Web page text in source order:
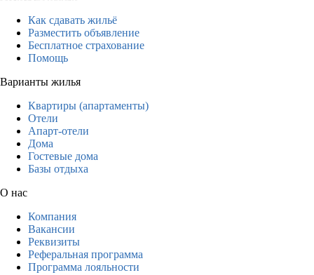
Как сдавать жильё
Разместить объявление
Бесплатное страхование
Помощь
Варианты жилья
Квартиры (апартаменты)
Отели
Апарт-отели
Дома
Гостевые дома
Базы отдыха
О нас
Компания
Вакансии
Реквизиты
Реферальная программа
Программа лояльности